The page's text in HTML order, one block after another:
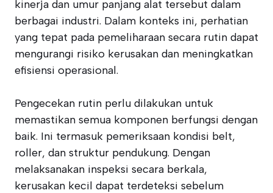
kinerja dan umur panjang alat tersebut dalam
berbagai industri. Dalam konteks ini, perhatian
yang tepat pada pemeliharaan secara rutin dapat
mengurangi risiko kerusakan dan meningkatkan
efisiensi operasional.
Pengecekan rutin perlu dilakukan untuk
memastikan semua komponen berfungsi dengan
baik. Ini termasuk pemeriksaan kondisi belt,
roller, dan struktur pendukung. Dengan
melaksanakan inspeksi secara berkala,
kerusakan kecil dapat terdeteksi sebelum